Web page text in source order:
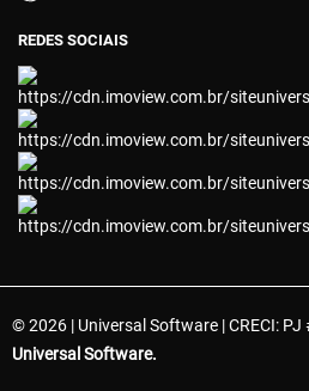
REDES SOCIAIS
© 2026 | Universal Software | CRECI:
Universal Software.